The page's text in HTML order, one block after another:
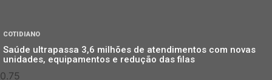
COTIDIANO
Saúde ultrapassa 3,6 milhões de atendimentos com novas
unidades, equipamentos e redução das filas